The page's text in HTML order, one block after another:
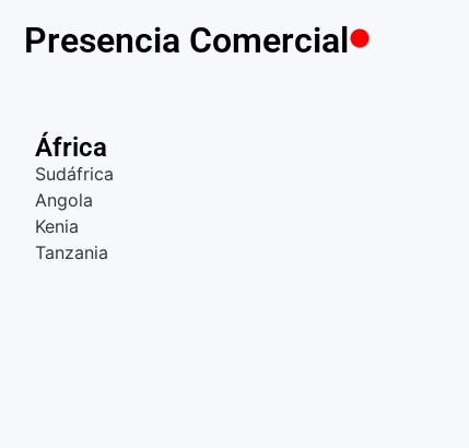
Presencia Comercial
África
Sudáfrica
Angola
Kenia
Tanzania